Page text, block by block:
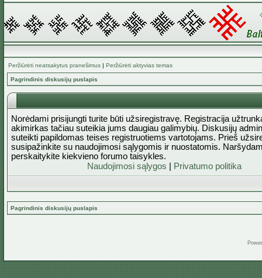
Peržiūrėti neatsakytus pranešimus | Peržiūrėti aktyvias temas
Pagrindinis diskusijų puslapis
Norėdami prisijungti turite būti užsiregistravę. Registracija
akimirkas tačiau suteikia jums daugiau galimybių. Diskusijų
suteikti papildomas teises registruotiems vartotojams. Prieš
susipažinkite su naudojimosi sąlygomis ir nuostatomis.
perskaitykite kiekvieno forumo taisykles.
Naudojimosi sąlygos
Privatumo politika
Pagrindinis diskusijų puslapis